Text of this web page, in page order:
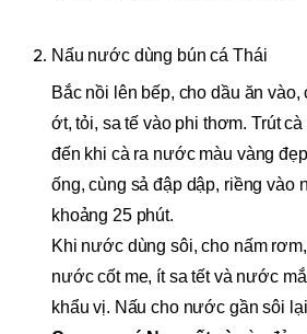
Nấu nước dùng bún cá Thái
Bắc nồi lên bếp, cho dầu ăn
ớt, tỏi, sa tế vào phi thơm. Trút
đến khi cà ra nước màu vàng
ống, cùng sả đập dập, riềng vào
khoảng 25 phút.
Khi nước dùng sôi, cho nấm
nước cốt me, ít sa tết và nước
khẩu vị. Nấu cho nước gần sôi